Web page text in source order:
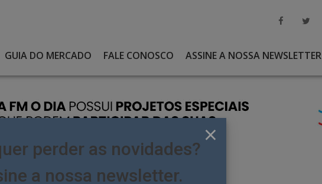
GUIA DO MERCADO FALE CONOSCO ASSINE A NOSSA NEWSLETTER
×
perder as novidades?
a nossa newsletter.